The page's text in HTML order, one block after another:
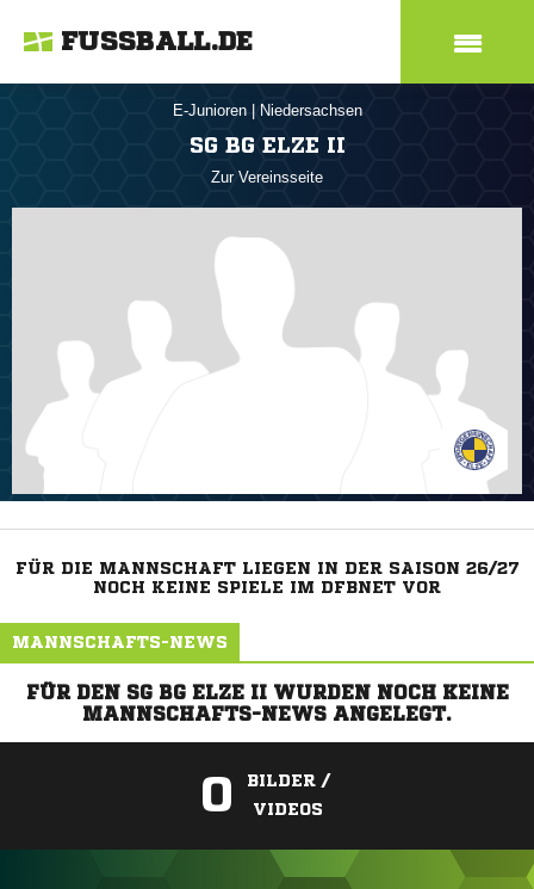
FUSSBALL.DE
E-Junioren Niedersachsen
SG BG ELZE II
Zur Vereinsseite
FÜR DIE MANNSCHAFT LIEGEN IN DER SAISON 26/27
NOCH KEINE SPIELE IM DFBNET VOR
MANNSCHAFTS-NEWS
FÜR DEN SG BG ELZE II WURDEN NOCH KEINE
MANNSCHAFTS-NEWS ANGELEGT.
0
BILDER /
VIDEOS